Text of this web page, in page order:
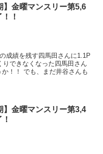
】金曜マンスリー第5,6
！
成績を残す四馬田さんに1.1P
できなくなった四馬田さん
！！ でも、まだ井谷さんも
】金曜マンスリー第3,4